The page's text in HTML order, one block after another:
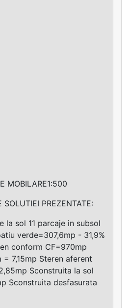
MOBILARE1:500
SOLUTIEI PREZENTATE:
la sol 11 parcaje in subsol
verde=307,6mp - 31,9%
conform CF=970mp
7,15mp Steren aferent
Sconstruita la sol
Sconstruita desfasurata